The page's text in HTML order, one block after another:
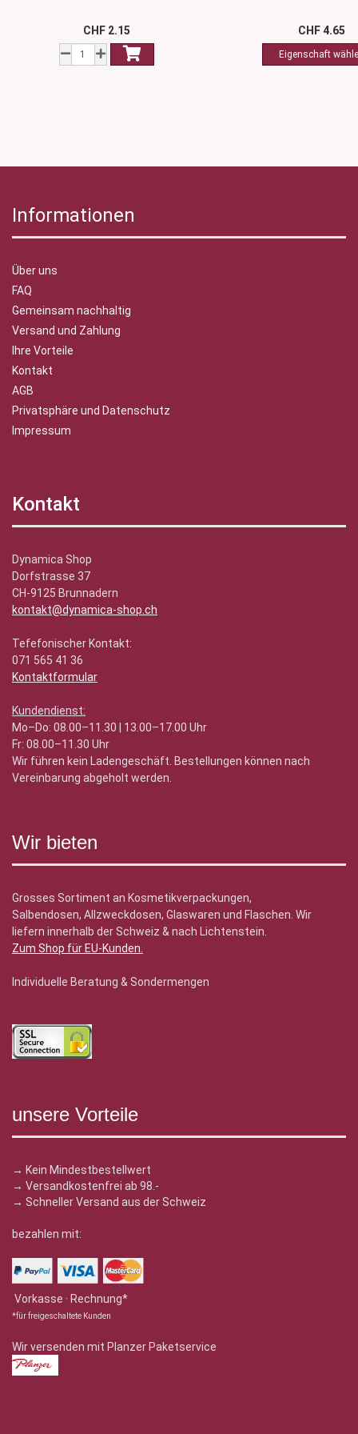
CHF 2.15 CHF 4.65
Informationen
Über uns
FAQ
Gemeinsam nachhaltig
Versand und Zahlung
Ihre Vorteile
Kontakt
AGB
Privatsphäre und Datenschutz
Impressum
Kontakt
Dynamica Shop
Dorfstrasse 37
CH-9125 Brunnadern
kontakt@dynamica-shop.ch
Tefefonischer Kontakt:
071 565 41 36
Kontaktformular
Kundendienst:
Mo–Do: 08.00–11.30 | 13.00–17.00 Uhr
Fr: 08.00–11.30 Uhr
Wir führen kein Ladengeschäft. Bestellungen können nach
Vereinbarung abgeholt werden.
Wir bieten
Grosses Sortiment an Kosmetikverpackungen,
Salbendosen, Allzweckdosen, Glaswaren und Flaschen. Wir
liefern innerhalb der Schweiz & nach Lichtenstein.
Zum Shop für EU-Kunden.
Individuelle Beratung & Sondermengen
unsere Vorteile
→ Kein Mindestbestellwert
→ Versandkostenfrei ab 98.-
→ Schneller Versand aus der Schweiz
bezahlen mit:
Vorkasse · Rechnung*
*für freigeschaltete Kunden
Wir versenden mit Planzer Paketservice